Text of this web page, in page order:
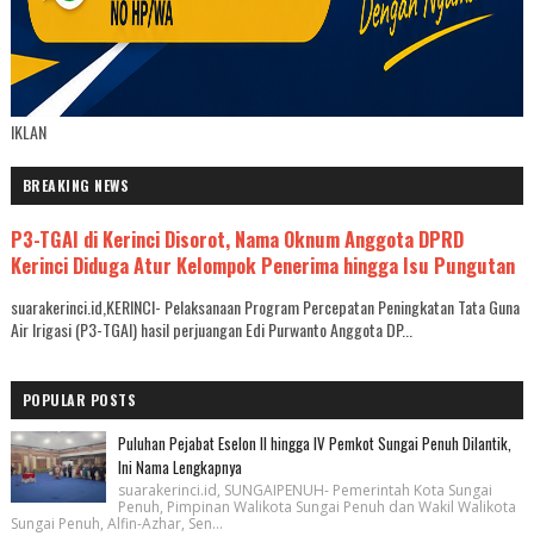
IKLAN
BREAKING NEWS
P3-TGAI di Kerinci Disorot, Nama Oknum Anggota DPRD
Kerinci Diduga Atur Kelompok Penerima hingga Isu Pungutan
suarakerinci.id,KERINCI- Pelaksanaan Program Percepatan Peningkatan Tata Guna
Air Irigasi (P3-TGAI) hasil perjuangan Edi Purwanto Anggota DP...
POPULAR POSTS
Puluhan Pejabat Eselon II hingga IV Pemkot Sungai Penuh Dilantik,
Ini Nama Lengkapnya
suarakerinci.id, SUNGAIPENUH- Pemerintah Kota Sungai
Penuh, Pimpinan Walikota Sungai Penuh dan Wakil Walikota
Sungai Penuh, Alfin-Azhar, Sen...